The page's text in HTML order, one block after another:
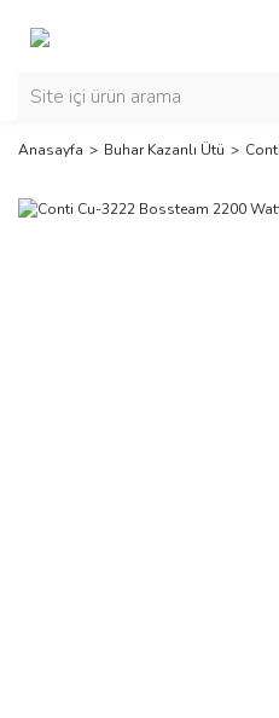
Anasayfa Buhar Kazanlı Ütü